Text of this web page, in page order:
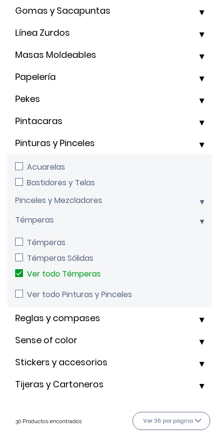
Gomas y Sacapuntas
Línea Zurdos
Masas Moldeables
Papelería
Pekes
Pintacaras
Acuarelas
Bastidores y Telas
Pinceles y Mezcladores
Témperas
Témperas Sólidas
Ver todo Témperas
Témperas
Ver todo Pinturas y Pinceles
Pinturas y Pinceles
Reglas y compases
Sense of color
Stickers y accesorios
Tijeras y Cartoneros
30 Productos encontrados Ver 36 por página